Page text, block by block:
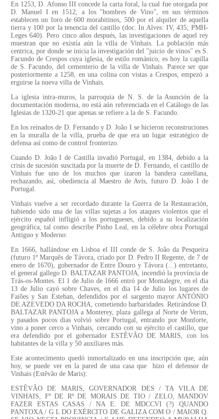
En 1253, D. Afonso III concede la carta foral, la cual fue otorgada por
D. Manuel I en 1512, a los "hombres de Vino", en sus términos
establecen un foro de 600 morabitinos, 500 por el alquiler de aquella
tierra y 100 por la tenencia del castillo (doc. In Alves: IV, 435; PMH-
Leges 640). Pero cinco años después, las investigaciones de aquel rey
muestran que no existía aún la villa de Vinhais. La población más
centrica, por donde se inicia la investigación del "juicio de vinos" es S.
Facundo de Crespos cuya iglesia, de estilo románico, es hoy la capilla
de S. Facundo, del cementerio de la villa de Vinhais. Parece ser que
posteriormente a 1258, en una colina con vistas a Crespos, empezó a
erguirse la nueva villa de Vinhais.
La iglesia intra-muros, la parroquia de N. S. de la Asunción de la
documentación moderna, no está aún referenciada en el Catálogo de las
Iglesias de 1320-21 que apenas se refiere a la de S. Facundo.
En los reinados de D. Fernando y D. João I se hicieron reconstruciones
en la muralla de la villa, prueba de que era un lugar estratégico de
defensa así como de control fronterizo.
Cuando D. João I de Castilla invadió Portugal, en 1384, debido a la
crisis de sucesión suscitada por la muerte de D. Fernando, el castillo de
Vinhais fue uno de los muchos que izaron la bandera castellana,
rechazando, así, obediencia al Maestro de Avis, futuro D. João I de
Portugal.
Vinhais vuelve a ser recordado durante la Guerra de la Restauración,
habiendo sido una de las villas sujetas a los ataques violentos que el
ejército español infligió a los portugueses, debido a su localización
geográfica, tal como describe Pinho Leal, en la célebre obra Portugal
Antiguo y Moderno:
En 1666, hallándose en Lisboa el III conde de S. João da Pesqueira
(futuro 1º Marquês de Távora, criado por D. Pedro II Regente, de 7 de
enero de 1670), gobernador de Entre Douro y Távora (...) entretanto,
el general gallego D. BALTAZAR PANTOJA, incendió la província de
Trás-os-Montes. El 1 de Julio de 1666 entró por Montalegre, en el dia
13 de Julio cayó sobre Chaves, en el dia 14 de Julio los lugares de
Faiões y San Esteban, defendidos por el sargento mayor ANTÓNIO
DE AZEVEDO DA ROCHA, cometiendo barbaridades. Retirándose D.
BALTAZAR PANTOJA a Monterey, plaza gallega al Norte de Verim,
y pasados pocos dias volvió sobre Portugal, entrando por Monforte,
vino a poner cerco a Vinhais, cercando con su ejército el castillo, que
era defendido por el gobernador ESTÊVÃO DE MARIS, con los
habitantes de la villa y 50 auxiliares más.
Este acontecimento quedó inmortalizado en una inscripción que, aún
hoy, se puede ver en la pared de una casa que hizo el defensor de
Vinhais (Estêvão de Maris):
ESTÊVÃO DE MARIS, GOVERNADOR DES / TA VILA DE
VINHAIS, Fº DE Rº DE MORAIS DE TIO / ZELO, MANDOV
FAZER ESTAS CASAS / NA E. DE MDCCVI (?) QUANDO
PANTOXA / G L DO EXÉRCITO DE GALIZA COM O / MAIOR Q.